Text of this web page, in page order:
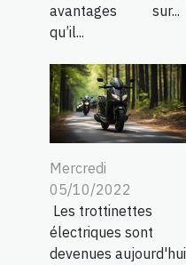
avantages
qu’il...
sur...
Mercredi
05/10/2022
Les trottinettes
électriques sont
devenues aujourd'hui